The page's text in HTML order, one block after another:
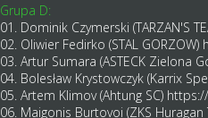
Grupa D:
01. Dominik Czymerski (TARZAN'S
02. Oliwier Fedirko (STAL GORZOW)
03. Artur Sumara (ASTECK Zielona
04. Bolesław Krystowczyk (Karrix
05. Artem Klimov (Ahtung SC)
06. Maigonis Burtovoi (ZKS Huragan